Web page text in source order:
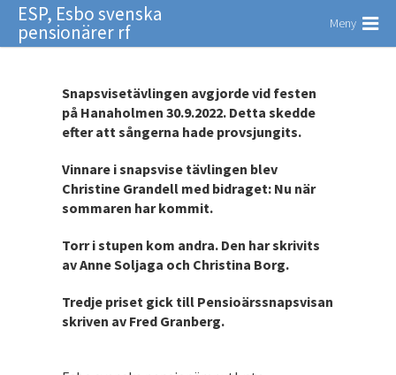
ESP, Esbo svenska
pensionärer rf Meny
Snapsvisetävlingen avgjorde vid festen
på Hanaholmen 30.9.2022. Detta skedde
efter att sångerna hade provsjungits.
Vinnare i snapsvise tävlingen blev
Christine Grandell med bidraget: Nu när
sommaren har kommit.
Torr i stupen kom andra. Den har skrivits
av Anne Soljaga och Christina Borg.
Tredje priset gick till Pensioärssnapsvisan
skriven av Fred Granberg.